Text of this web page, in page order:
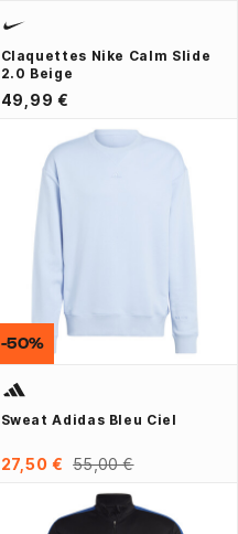
Claquettes Nike Calm Slide
2.0 Beige
49,99 €
Sweat Adidas Bleu Ciel
27,50 € 55,00 €
-50%